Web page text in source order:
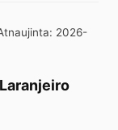
: 2026-